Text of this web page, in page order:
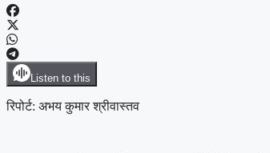
Listen to this
रिपोर्ट: अभय कुमार श्रीवास्तव